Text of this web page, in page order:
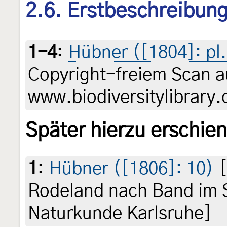
2.6.
1-4: Hübner ([1804]:
Copyright-freiem Scan
Später hierzu
1 : Hübner ([1806]: 10)
Rodeland nach Band
Naturkunde Karlsruhe]